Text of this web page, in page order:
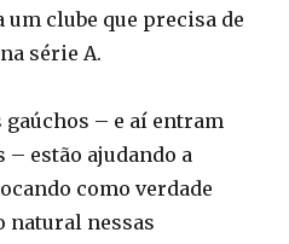
um clube que precisa de
série A.
gaúchos – e aí entram
estão ajudando a
como verdade
natural nessas